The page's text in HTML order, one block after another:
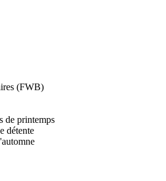
(FWB)
de printemps
détente